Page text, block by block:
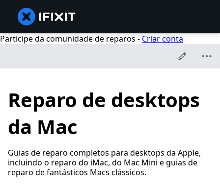
Participe da comunidade de reparos - Criar conta
Reparo de desktops
da Mac
Guias de reparo completos para desktops da Apple,
incluindo o reparo do iMac, do Mac Mini e guias de
reparo de fantásticos Macs clássicos.